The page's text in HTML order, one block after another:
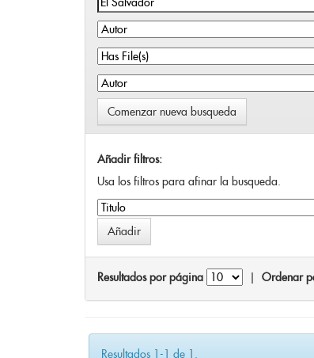
Comenzar nueva busqueda
Añadir filtros:
Usa los filtros para afinar la busqueda.
Resultados por página Ordenar
Resultados 1-1 de 1.